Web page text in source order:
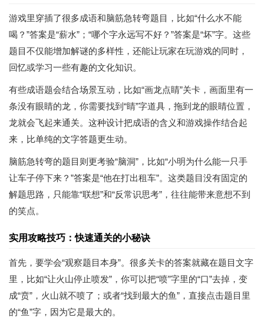
游戏里穿插了很多成语和脑筋急转弯题目，比如“什么水不能
喝？”答案是“薪水”；“哪个字永远写不好？”答案是“坏”字。这些
题目不仅能增加解谜的多样性，还能让玩家在玩游戏的同时，
回忆或学习一些有趣的文化知识。
有些成语题会结合场景互动，比如“画龙点睛”关卡，画面里有一
条没有眼睛的龙，你需要找到“睛”字道具，拖到龙的眼睛位置，
龙就会飞起来通关。这种设计把成语的含义和游戏操作结合起
来，比单纯的文字答题更生动。
脑筋急转弯的题目则更考验“脑洞”，比如“小明为什么能一只手
让车子停下来？”答案是“他在打出租车”。这类题目没有固定的
解题思路，只能靠“联想”和“反常识思考”，往往能带来意想不到
的笑点。
实用攻略技巧：快速通关的小秘诀
首先，要学会“观察题目本身”。很多关卡的答案就藏在题目文字
里，比如“让火山停止喷发”，你可以把“喷”字里的“口”去掉，变
成“贲”，火山就不喷了；或者“找到最大的鱼”，直接点击题目里
的“鱼”字，因为它是最大的。